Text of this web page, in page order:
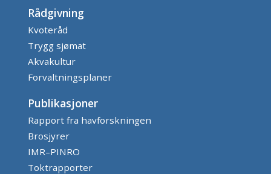
Rådgivning
Kvoteråd
Trygg sjømat
Akvakultur
Forvaltningsplaner
Publikasjoner
Rapport fra havforskningen
Brosjyrer
IMR–PINRO
Toktrapporter